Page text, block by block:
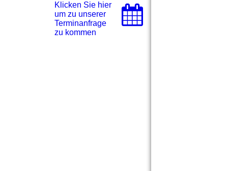
Klicken Sie hier
um zu unserer
Terminanfrage
zu kommen